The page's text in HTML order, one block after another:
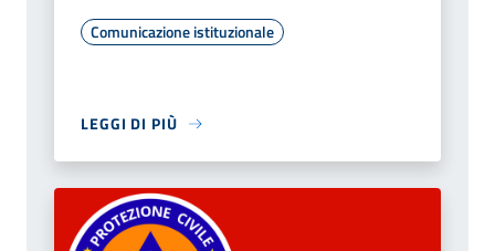
Comunicazione istituzionale
LEGGI DI PIÙ